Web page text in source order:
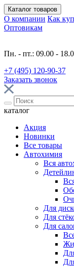
Каталог товаров
О компании Как
Оптовикам
Пн. - пт.: 09.00 -
+7 (495) 120-90-37
Заказать звонок
каталог
Акция
Новинки
Все товары
Автохимия
Вся
Для
Для
Для